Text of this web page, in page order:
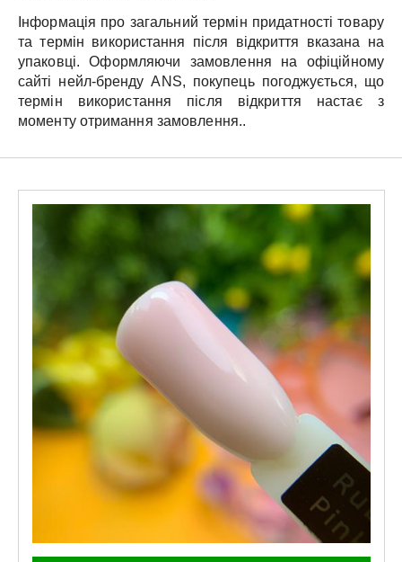
Інформація про загальний термін придатності товару
та термін використання після відкриття вказана на
упаковці. Оформляючи замовлення на офіційному
сайті нейл-бренду ANS, покупець погоджується, що
термін використання після відкриття настає з
моменту отримання замовлення..